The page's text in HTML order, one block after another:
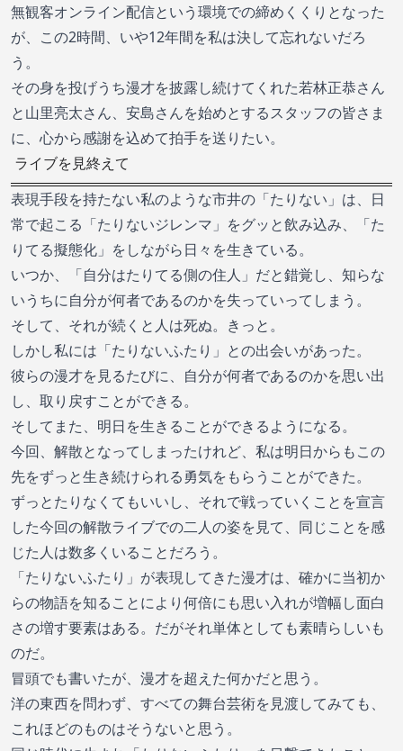
無観客オンライン配信という環境での締めくくりとなった
が、この2時間、いや12年間を私は決して忘れないだろ
う。
その身を投げうち漫才を披露し続けてくれた若林正恭さん
と山里亮太さん、安島さんを始めとするスタッフの皆さま
に、心から感謝を込めて拍手を送りたい。
ライブを見終えて
表現手段を持たない私のような市井の「たりない」は、日
常で起こる「たりないジレンマ」をグッと飲み込み、「た
りてる擬態化」をしながら日々を生きている。
いつか、「自分はたりてる側の住人」だと錯覚し、知らな
いうちに自分が何者であるのかを失っていってしまう。
そして、それが続くと人は死ぬ。きっと。
しかし私には「たりないふたり」との出会いがあった。
彼らの漫才を見るたびに、自分が何者であるのかを思い出
し、取り戻すことができる。
そしてまた、明日を生きることができるようになる。
今回、解散となってしまったけれど、私は明日からもこの
先をずっと生き続けられる勇気をもらうことができた。
ずっとたりなくてもいいし、それで戦っていくことを宣言
した今回の解散ライブでの二人の姿を見て、同じことを感
じた人は数多くいることだろう。
「たりないふたり」が表現してきた漫才は、確かに当初か
らの物語を知ることにより何倍にも思い入れが増幅し面白
さの増す要素はある。だがそれ単体としても素晴らしいも
のだ。
冒頭でも書いたが、漫才を超えた何かだと思う。
洋の東西を問わず、すべての舞台芸術を見渡してみても、
これほどのものはそうないと思う。